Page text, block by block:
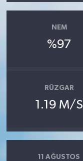
NEM
%97
RÜZGAR
1.19 M/S
11 AĞUSTOS